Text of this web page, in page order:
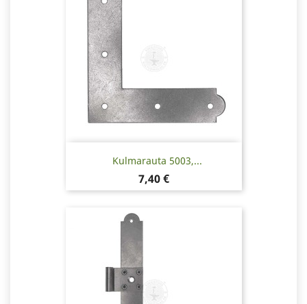
Kulmarauta 5003,...
Hinta
7,40 €